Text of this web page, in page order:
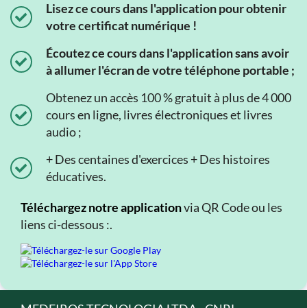
Lisez ce cours dans l'application pour obtenir
votre certificat numérique !
Écoutez ce cours dans l'application sans avoir
à allumer l'écran de votre téléphone portable ;
Obtenez un accès 100 % gratuit à plus de 4 000
cours en ligne, livres électroniques et livres
audio ;
+ Des centaines d'exercices + Des histoires
éducatives.
Téléchargez notre applicationvia QR Code ou les
liens ci-dessous :.